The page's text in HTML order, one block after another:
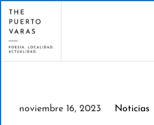
noviembre 16, 2023 Noticias